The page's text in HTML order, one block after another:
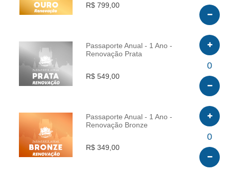
R$ 799,00
INFO
Passaporte Anual - 1 Ano -
Renovação Prata
R$ 549,00
0
INFO
Passaporte Anual - 1 Ano -
Renovação Bronze
R$ 349,00
0